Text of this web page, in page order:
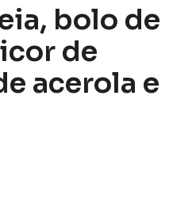
bolo de
de
acerola e